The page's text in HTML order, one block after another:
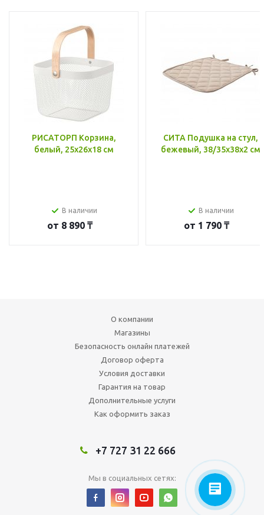
РИСАТОРП Корзина,
белый, 25x26x18 см
В наличии
от 8 890 ₸
СИТА Подушка на стул,
бежевый, 38/35x38x2 см
В наличии
от 1 790 ₸
О компании
Магазины
Безопасность онлайн платежей
Договор оферта
Условия доставки
Гарантия на товар
Дополнительные услуги
Как оформить заказ
+7 727 31 22 666
Мы в социальных сетях: